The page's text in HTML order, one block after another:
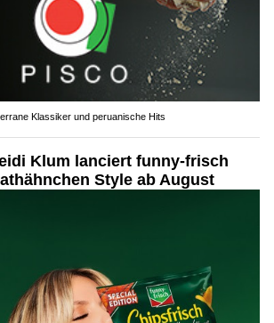
Klassiker und peruanische Hits
Klum lanciert funny-frisch
Style ab August